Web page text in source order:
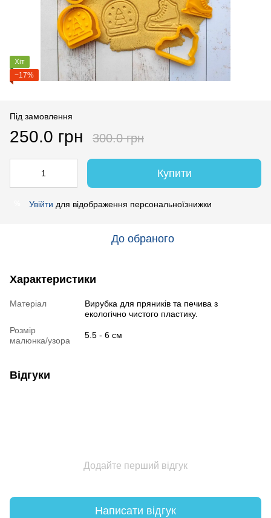
Хіт
−17%
Під замовлення
250.0 грн 300.0 грн
Купити
Увійти для відображення персональноїзнижки
До обраного
Характеристики
Матеріал
Вирубка для пряників та печива з
екологічно чистого пластику.
Розмір
малюнка/узора
5.5 - 6 см
Відгуки
Додайте перший відгук
Написати відгук